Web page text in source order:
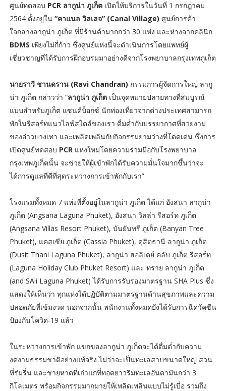
ศูนย์ทดสอบ PCR ลากูน่า ภูเก็ต เปิดให้บริการในวันที่ 1 กรกฎาคม
2564 ตั้งอยู่ใน “คาแนล วิลเลจ” (Canal Village) ศูนย์การค้า
ใจกลางลากูน่า ภูเก็ต ที่มีร้านค้ามากกว่า 30 แห่ง และห่างจากคลินิก
BDMS เพียงไม่กี่ก้าว ซึ่งศูนย์แห่งนี้จะดำเนินการโดยแพทย์ผู้
เชี่ยวชาญที่ได้รับการฝึกอบรมมาอย่างดีจากโรงพยาบาลกรุงเทพภูเก็ต
นายราวี ชานดราน (Ravi Chandran) กรรมการผู้จัดการใหญ่ ลากู
น่า ภูเก็ต กล่าวว่า “ลากูน่า ภูเก็ตเป็นจุดหมายปลายทางที่สมบูรณ์
แบบสำหรับภูเก็ต แซนด์บ็อกซ์ นักท่องเที่ยวจากต่างประเทศสามารถ
พักในรีสอร์ทแนวไลฟ์สไตล์ของเรา ดื่มด่ำกับบรรยากาศที่สวยงาม
ของอ่าวบางเทา และเพลิดเพลินกับกิจกรรมยามว่างที่โดดเด่น ซึ่งการ
เปิดศูนย์ทดสอบ PCRแห่งใหม่โดยความร่วมมือกับโรงพยาบาล
กรุงเทพภูเก็ตนั้น จะช่วยให้ผู้เข้าพักได้รับความมั่นใจมากขึ้นว่าจะ
ได้การดูแลที่ดีที่สุดระหว่างการเข้าพักกับเรา”
โรงแรมทั้งหมด 7 แห่งที่ตั้งอยู่ในลากูน่า ภูเก็ต ได้แก่ อังสนา ลากูน่า
ภูเก็ต (Angsana Laguna Phuket), อังสนา วิลล่า รีสอร์ท ภูเก็ต
(Angsana Villas Resort Phuket), บันยันทรี ภูเก็ต (Banyan Tree
Phuket), แคสเซีย ภูเก็ต (Cassia Phuket), ดุสิตธานี ลากูน่า ภูเก็ต
(Dusit Thani Laguna Phuket), ลากูน่า ฮอลิเดย์ คลับ ภูเก็ต รีสอร์ท
(Laguna Holiday Club Phuket Resort) และ ทราย ลากูน่า ภูเก็ต
(and SAii Laguna Phuket) ได้รับการรับรองมาตรฐาน SHA Plus ซึ่ง
แสดงให้เห็นว่า ทุกแห่งได้ปฏิบัติตามมาตรฐานด้านสุขภาพและความ
ปลอดภัยที่เข้มงวด นอกจากนั้น พนักงานทั้งหมดยังได้รับการฉีดวัคซีน
ป้องกันโควิด-19 แล้ว
ในระหว่างการเข้าพัก แขกของลากูน่า ภูเก็ตจะได้ดื่มด่ำกับความ
งดงามธรรมชาติอย่างแท้จริง ไม่ว่าจะเป็นทะเลสาบขนาดใหญ่ สวน
ที่ร่มรื่น และชายหาดที่เก่าแก่ที่ทอดยาวริมทะเลอันดามันกว่า 3
กิโลเมตร พร้อมกิจกรรมมากมายให้เพลิดเพลินแบบไม่รู้เบื่อ รวมถึง